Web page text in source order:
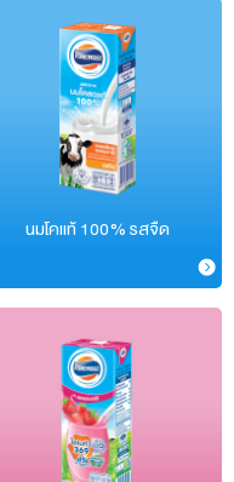
นมโคแท้ 100% รสจืด